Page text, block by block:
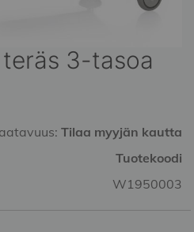
3-tasoa
Tilaa myyjän kautta
Tuotekoodi
W1950003